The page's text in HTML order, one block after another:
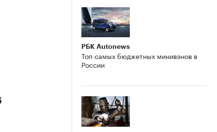
РБК Autonews
Топ самых бюджетных минивэнов в
России